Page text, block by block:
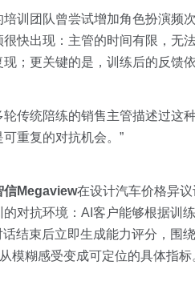
培训团队曾尝试增加角色扮演频
很快出现：主管的时间有限，无
；更关键的是，训练后的反馈
传统陪练的销售主管描述过这
重复的对抗机会。”
信Megaview在设计汽车价格异
对抗环境：AI客户能够根据训
结束后立即生成能力评分，围
模糊感受变成可定位的具体指标